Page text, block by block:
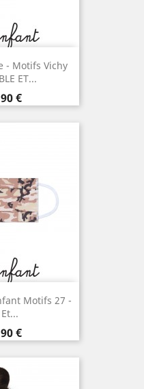
- Motifs Vichy
ET...
€
Motifs 27 -
€